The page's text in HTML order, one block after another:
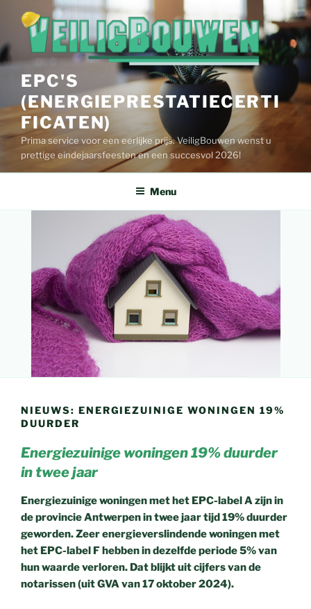
de
inhoud
EPC'S
(ENERGIEPRESTATIECERTI
FICATEN)
Prima service voor een eerlijke prijs. VeiligBouwen wenst u
prettige eindejaarsfeesten en een succesvol 2026!
Menu
NIEUWS: ENERGIEZUINIGE WONINGEN 19%
DUURDER
Energiezuinige woningen 19% duurder
in twee jaar
Energiezuinige woningen met het EPC-label A zijn in
de provincie Antwerpen in twee jaar tijd 19% duurder
geworden. Zeer energieverslindende woningen met
het EPC-label F hebben in dezelfde periode 5% van
hun waarde verloren. Dat blijkt uit cijfers van de
notarissen (uit GVA van 17 oktober 2024).